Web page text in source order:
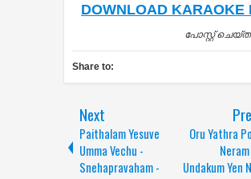
DOWNLOAD KARAOKE
പോസ്റ്റ്
Share to:
Next
Paithalam Yesuve
Umma Vechu -
Snehapravaham -
Oru Yathra
Undakum Yen